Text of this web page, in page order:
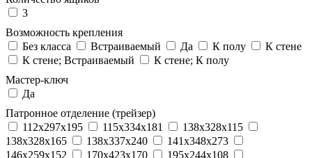
3
Возможность крепления
Без класса
Встраиваемый Да К полу
К стене
К стене; Встраиваемый
К стене; К полу
Мастер-ключ
Да
Патронное отделение (трейзер)
112x297x195
115x334x181
138x328x115
138x328x165
138x337x240
141x348x273
146x259x152
170x423x170
195x244x108